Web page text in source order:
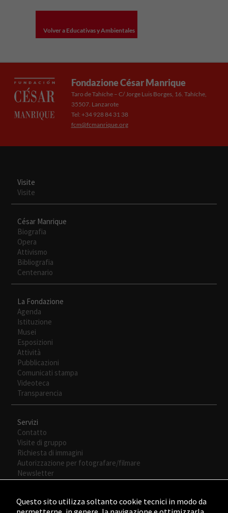
Volver a Educativas y Ambientales
Fondazione César Manrique
Taro de Tahíche – C/ Jorge Luis Borges, 16. Tahíche,
35507. Lanzarote
Tel: +34 928 84 31 38
fcm@fcmanrique.org
Visite
Visite
César Manrique
Biografia
Opera
Attivismo
Bibliografia
Centenario
La Fondazione
Agenda
Istituzione
Musei
Esposizioni
Attività
Pubblicazioni
Comunicati stampa
Videoteca
Transparencia
Servizi
Contatto
Visite di gruppo
Richiesta di immagini
Autorizzazione per fotografare/filmare
Newsletter
Questo sito utilizza soltanto cookie tecnici in modo da
Estas
Son
necesarias
para que
durante tu